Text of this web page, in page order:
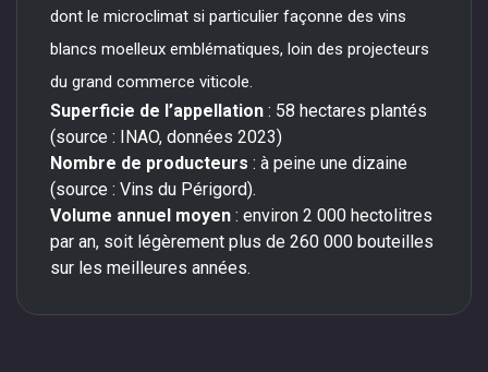
dont le microclimat si particulier façonne des vins
blancs moelleux emblématiques, loin des projecteurs
du grand commerce viticole.
Superficie de l’appellation : 58 hectares plantés
(source : INAO, données 2023)
Nombre de producteurs : à peine une dizaine
(source : Vins du Périgord).
Volume annuel moyen : environ 2 000 hectolitres
par an, soit légèrement plus de 260 000 bouteilles
sur les meilleures années.